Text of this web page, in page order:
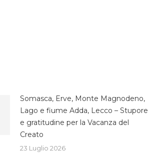
Somasca, Erve, Monte Magnodeno,
Lago e fiume Adda, Lecco – Stupore
e gratitudine per la Vacanza del
Creato
23 Luglio 2026